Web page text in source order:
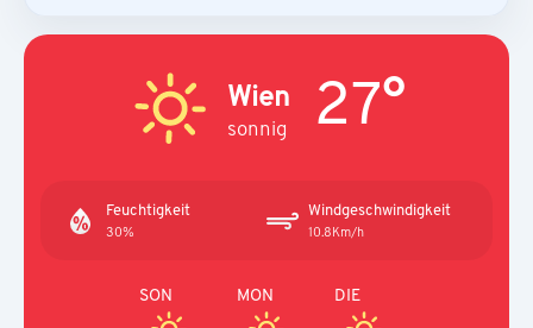
Wien
sonnig 27°
Feuchtigkeit
30%
Windgeschwindigkeit
10.8Km/h
SON MON DIE